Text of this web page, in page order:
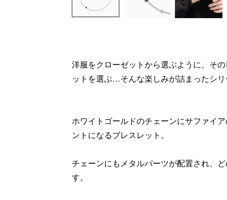
洋服をクローゼットから選ぶように、そ
ットを選ぶ…そんな楽しみが詰まったシリ
ホワイトゴールドのチェーンにサファイ
ントになるブレスレット。
チェーンにもメタルパーツが配置され、
す。